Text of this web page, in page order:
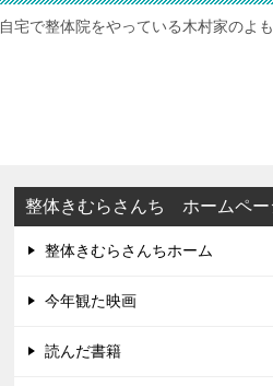
自宅で整体院をやっている木村家のよ
整体きむらさんち ホームペー
整体きむらさんちホーム
今年観た映画
読んだ書籍